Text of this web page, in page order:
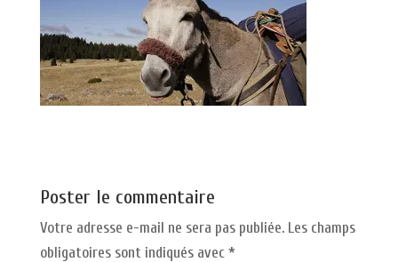
Poster le commentaire
Votre adresse e-mail ne sera pas publiée. Les champs
obligatoires sont indiqués avec *